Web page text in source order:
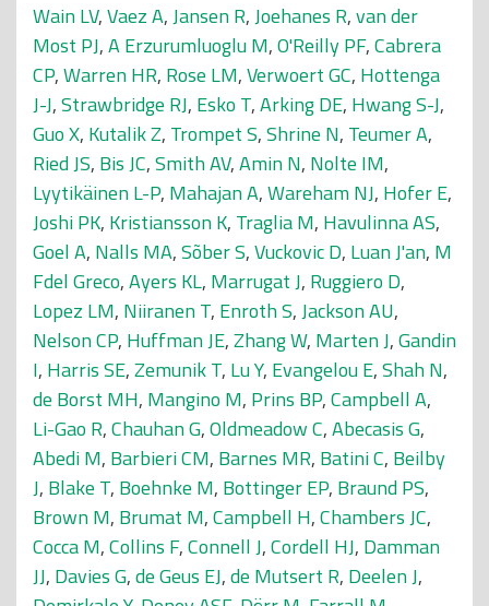
Wain LV,Vaez A,Jansen R,Joehanes R,van der
Most PJ,A Erzurumluoglu M,O'Reilly PF,Cabrera
CP,Warren HR, Rose LM,Verwoert GC, Hottenga
J-J,Strawbridge RJ, Esko T,Arking DE, Hwang S-J,
Guo X, Kutalik Z, Trompet S,Shrine N, Teumer A,
Ried JS, Bis JC,Smith AV,Amin N, Nolte IM,
Lyytikäinen L-P, Mahajan A,Wareham NJ, Hofer E,
Joshi PK, Kristiansson K, Traglia M, Havulinna AS,
Goel A, Nalls MA,Sõber S,Vuckovic D, Luan J'an, M
Fdel Greco,Ayers KL, Marrugat J, Ruggiero D,
Lopez LM, Niiranen T, Enroth S,Jackson AU,
Nelson CP, Huffman JE,Zhang W, Marten J,Gandin
I, Harris SE,Zemunik T, Lu Y, Evangelou E,Shah N,
de Borst MH, Mangino M, Prins BP,Campbell A,
Li-Gao R,Chauhan G,Oldmeadow C,Abecasis G,
Abedi M, Barbieri CM, Barnes MR, Batini C, Beilby
J, Blake T, Boehnke M, Bottinger EP, Braund PS,
Brown M, Brumat M,Campbell H,Chambers JC,
Cocca M,Collins F,Connell J,Cordell HJ, Damman
JJ, Davies G,de Geus EJ,de Mutsert R, Deelen J,